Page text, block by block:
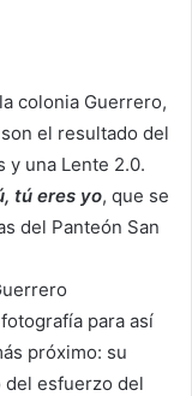
colonia Guerrero,
el resultado del
y una Lente 2.0.
tú eres yo, que se
del Panteón San
para así
próximo: su
del esfuerzo del